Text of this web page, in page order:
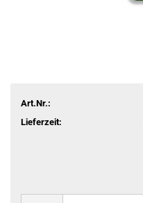
Art.Nr.:
Lieferzeit: